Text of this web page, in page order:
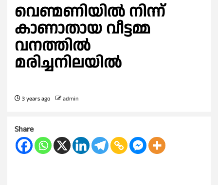
വെണ്മണിയിൽ നിന്ന്
കാണാതായ വീട്ടമ്മ
വനത്തിൽ
മരിച്ചനിലയില്‍
3 years ago admin
Share